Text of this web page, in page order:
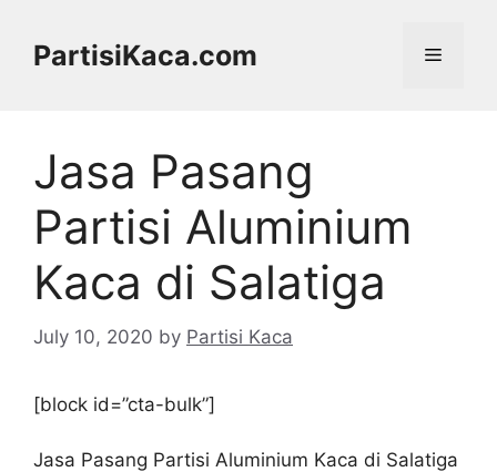
contentPartisiKaca.com Menu
Jasa Pasang
Partisi Aluminium
Kaca di Salatiga
July 10, 2020 by Partisi Kaca
[block id=”cta-bulk”]
Jasa Pasang Partisi Aluminium Kaca di Salatiga